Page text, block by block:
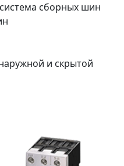
сборных шин
и скрытой